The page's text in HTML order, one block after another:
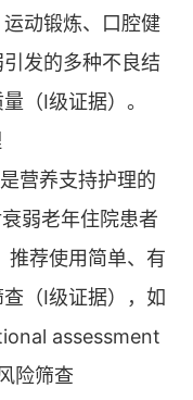
动锻炼、口腔健
发的多种不良结
（Ⅰ级证据）。
营养支持护理的
弱老年住院患者
推荐使用简单、有
（Ⅰ级证据），如
assessment
险筛查